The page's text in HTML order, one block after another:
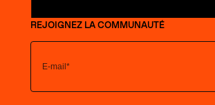
REJOIGNEZ LA COMMUNAUTÉ